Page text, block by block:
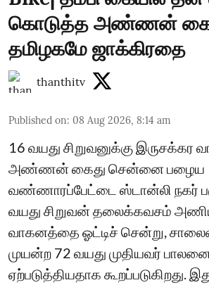
கொடுத்த அண்ணன்
தமிழகமே ஜாக்கிரதை
thanthitv
Published on: 08 Aug 2026, 8:14 am
16 வயது சிறுவனுக்கு
அண்ணன் கைது சென்னை பழைய
வண்ணாரப்பேட்டை ஸ்டான்லி நகர்
வயது சிறுவன் தலைக்கவசம்
வாகனத்தை ஓட்டிச் சென்று,
முயன்ற 72 வயது முதியவர்
ஏற்படுத்தியதாக கூறப்படுகிறது.